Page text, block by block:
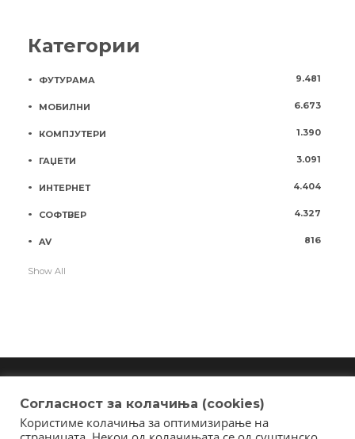
Категории
ФУТУРАМА 9.481
МОБИЛНИ 6.673
КОМПЈУТЕРИ 1.390
ГАЏЕТИ 3.091
ИНТЕРНЕТ 4.404
СОФТВЕР 4.327
AV 816
Show All
Copyright © 2018 - Member of IAB Macedonia
Согласност за колачиња (cookies)
Користиме колачиња за оптимизирање на